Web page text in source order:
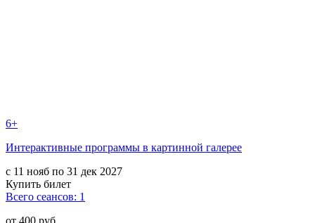
6+
Интерактивные программы в картинной галерее
с 11 нояб по 31 дек 2027
Купить билет
Всего сеансов: 1
от 400 руб